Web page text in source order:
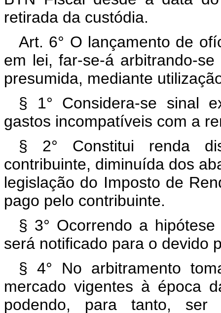
retirada da custódia.
Art. 6° O lançamento de
em lei, far-se-á arbitrando-
presumida, mediante
§ 1° Considera-se sinal
gastos incompatíveis com a
§ 2° Constitui renda
contribuinte, diminuída dos
legislação do Imposto de
pago pelo contribuinte.
§ 3° Ocorrendo a
será notificado para o devido
§ 4° No arbitramento
mercado vigentes à época
podendo, para tanto, ser